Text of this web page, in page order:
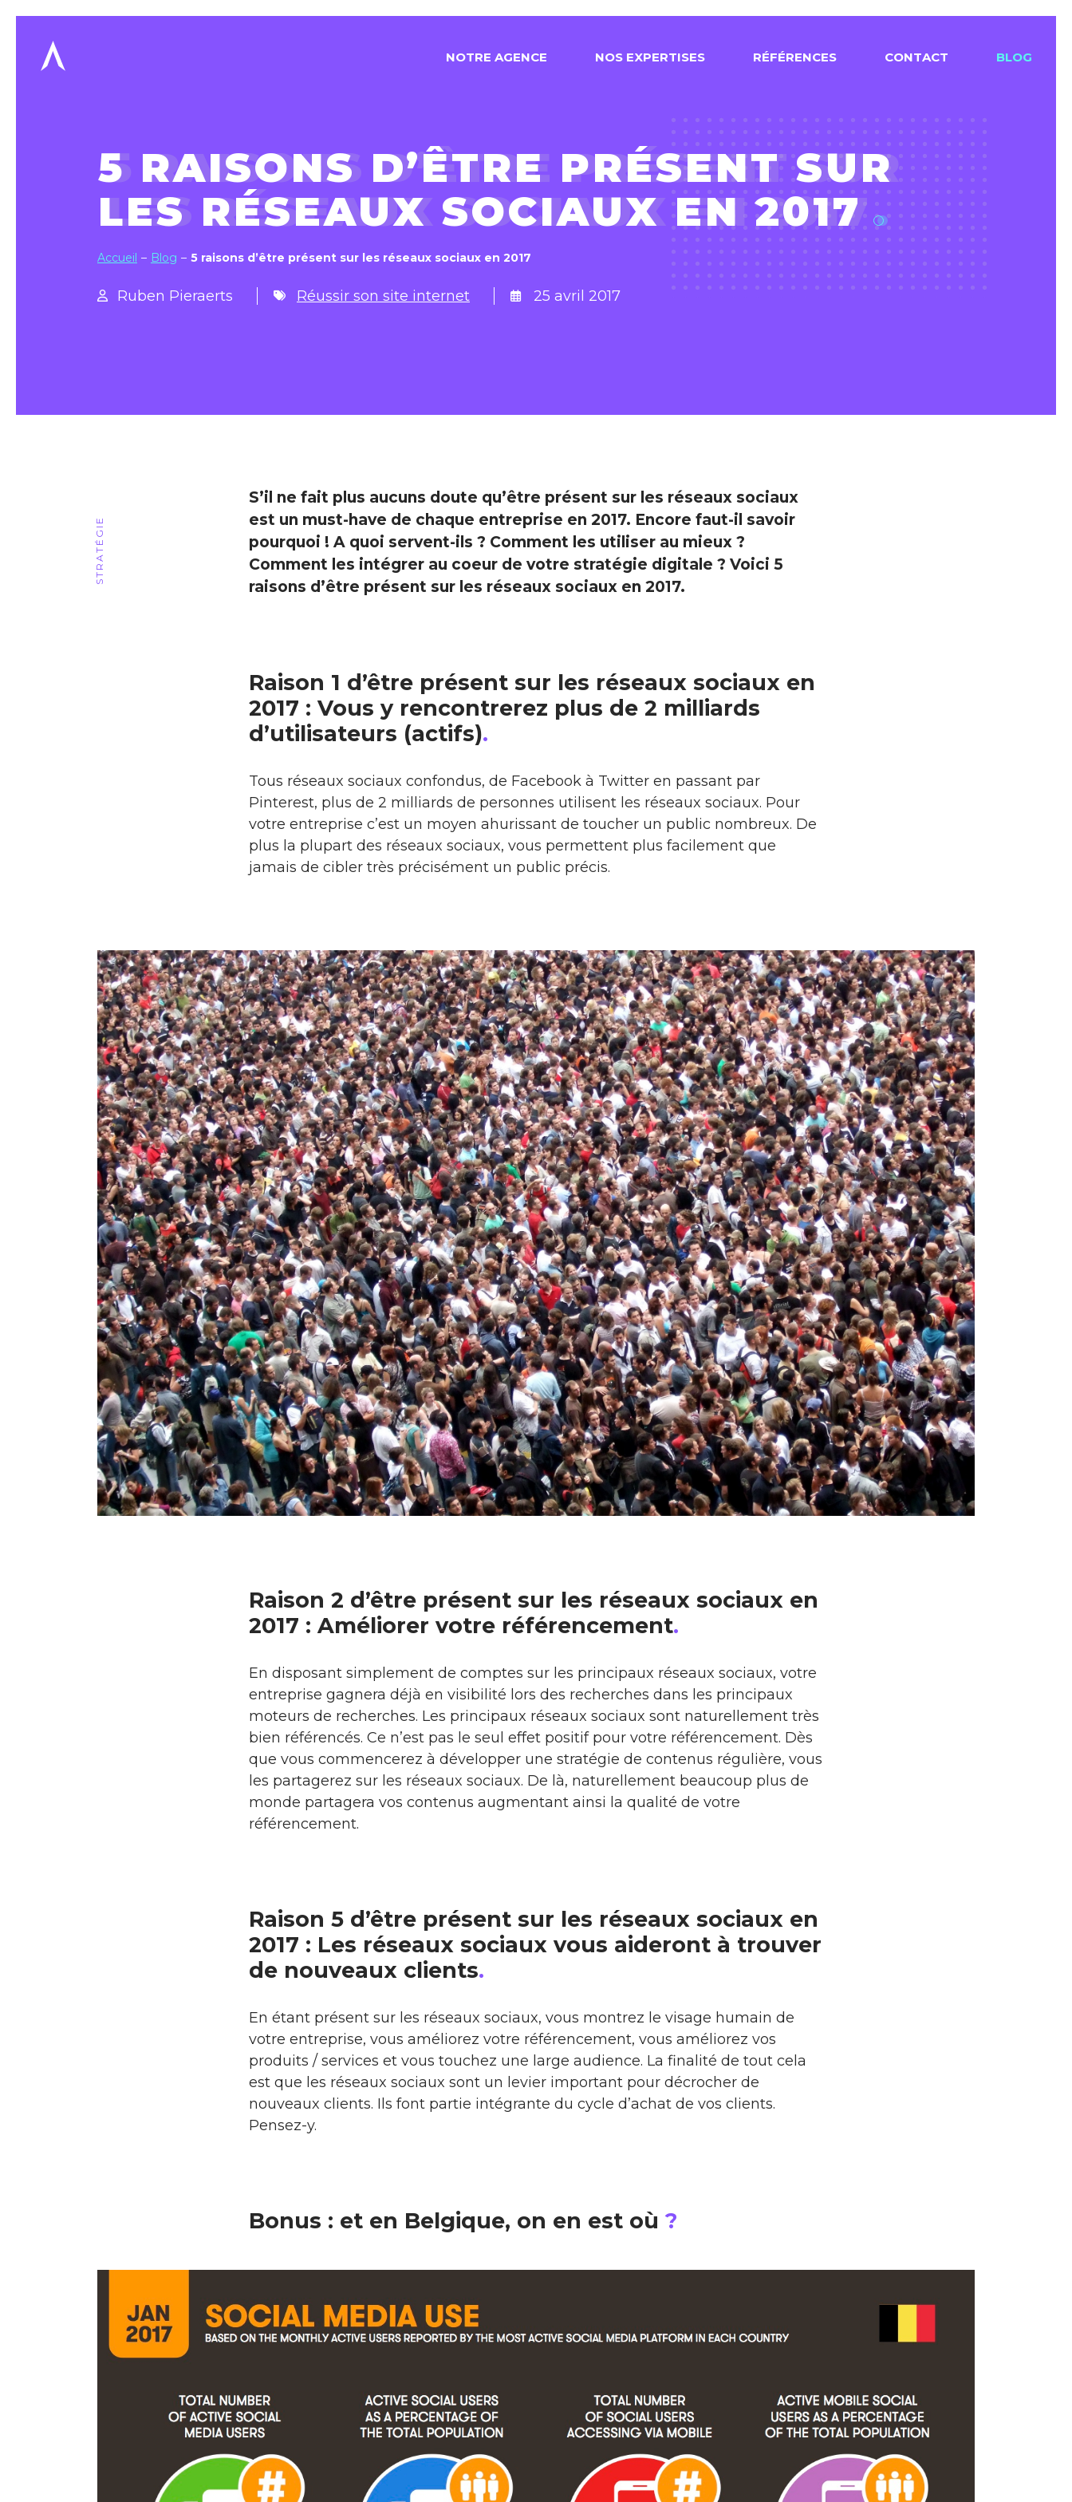
NOTRE AGENCE NOS EXPERTISES RÉFÉRENCES CONTACT BLOG
5 RAISONS D’ÊTRE PRÉSENT SUR
LES RÉSEAUX SOCIAUX EN 2017
Accueil Blog 5 raisons d’être présent sur les réseaux sociaux en 2017
Ruben Pieraerts Réussir son site internet 25 avril 2017
STRATÉGIE
S’il ne fait plus aucuns doute qu’être présent sur les réseaux sociaux
est un must-have de chaque entreprise en 2017. Encore faut-il savoir
pourquoi ! A quoi servent-ils ? Comment les utiliser au mieux ?
Comment les intégrer au coeur de votre stratégie digitale ? Voici 5
raisons d’être présent sur les réseaux sociaux en 2017.
Raison 1 d’être présent sur les réseaux sociaux en
2017 : Vous y rencontrerez plus de 2 milliards
d’utilisateurs (actifs).
Tous réseaux sociaux confondus, de Facebook à Twitter en passant par
Pinterest, plus de 2 milliards de personnes utilisent les réseaux sociaux. Pour
votre entreprise c’est un moyen ahurissant de toucher un public nombreux. De
plus la plupart des réseaux sociaux, vous permettent plus facilement que
jamais de cibler très précisément un public précis.
Raison 2 d’être présent sur les réseaux sociaux en
2017 : Améliorer votre référencement.
En disposant simplement de comptes sur les principaux réseaux sociaux, votre
entreprise gagnera déjà en visibilité lors des recherches dans les principaux
moteurs de recherches. Les principaux réseaux sociaux sont naturellement très
bien référencés. Ce n’est pas le seul effet positif pour votre référencement. Dès
que vous commencerez à développer une stratégie de contenus régulière, vous
les partagerez sur les réseaux sociaux. De là, naturellement beaucoup plus de
monde partagera vos contenus augmentant ainsi la qualité de votre
référencement.
Raison 5 d’être présent sur les réseaux sociaux en
2017 : Les réseaux sociaux vous aideront à trouver
de nouveaux clients.
En étant présent sur les réseaux sociaux, vous montrez le visage humain de
votre entreprise, vous améliorez votre référencement, vous améliorez vos
produits / services et vous touchez une large audience. La finalité de tout cela
est que les réseaux sociaux sont un levier important pour décrocher de
nouveaux clients. Ils font partie intégrante du cycle d’achat de vos clients.
Pensez-y.
Bonus : et en Belgique, on en est où ?